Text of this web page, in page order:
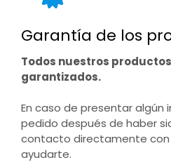
Garantía de los
Todos nuestros
garantizados.
En caso de presentar algún
pedido después de haber
contacto directamente con
ayudarte.